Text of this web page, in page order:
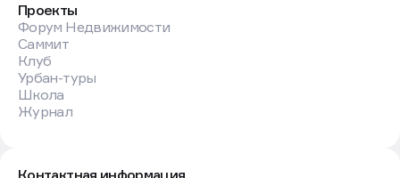
Проекты
Форум Недвижимости
Саммит
Клуб
Урбан-туры
Школа
Журнал